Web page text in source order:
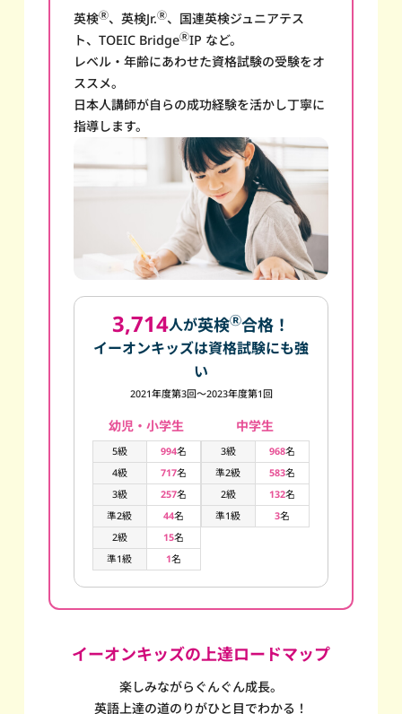
英検Ⓡ、英検Jr.Ⓡ、国連英検ジュニアテス
ト、TOEIC BridgeⓇIP など。
レベル・年齢にあわせた資格試験の受験をオ
ススメ。
日本人講師が自らの成功経験を活かし丁寧に
指導します。
3,714人が英検Ⓡ合格！
イーオンキッズは資格試験にも強
い
2021年度第3回～2023年度第1回
幼児・小学生
5級 994名
4級
717名
3級
257名
準2級
44名
2級
15名
準1級
1名
中学生
3級 968名
準2級
583名
2級
132名
準1級
3名
イーオンキッズの上達ロードマップ
楽しみながらぐんぐん成長。
英語上達の道のりがひと目でわかる！